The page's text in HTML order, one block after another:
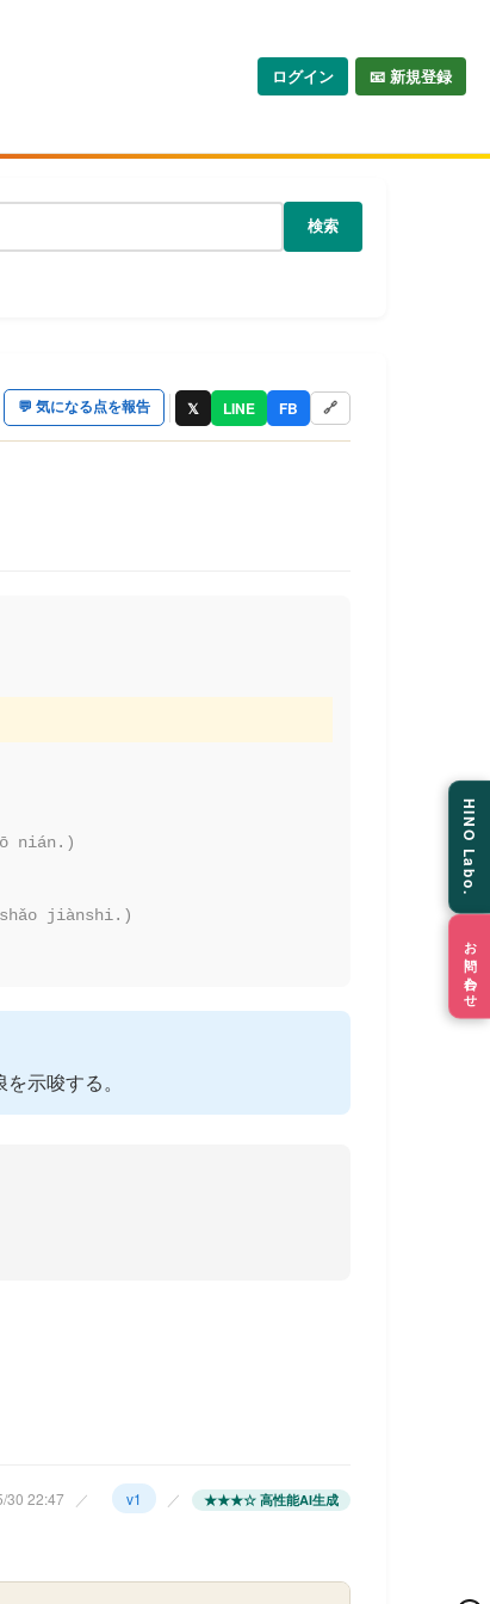
ログイン 📧 新規登録
検索
💬 気になる点を報告 𝕏 LINE FB 🔗
nián.)
jiànshi.)
示唆する。
30 22:47 ／ v1 ／ ★★★☆ 高性能AI生成
HINO Labo.
お問い合わせ